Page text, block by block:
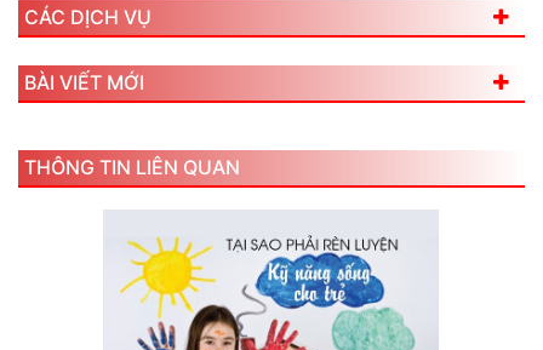
CÁC DỊCH VỤ
BÀI VIẾT MỚI
THÔNG TIN LIÊN QUAN